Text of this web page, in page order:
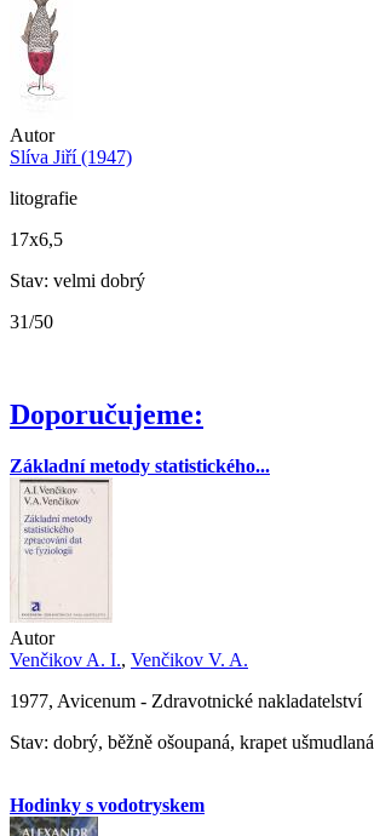
Autor
Slíva Jiří (1947)
litografie
17x6,5
Stav: velmi dobrý
31/50
Doporučujeme:
Základní metody statistického...
Autor
Venčikov A. I., Venčikov V. A.
1977, Avicenum - Zdravotnické nakladatelství
Stav: dobrý, běžně ošoupaná, krapet ušmudlaná
Hodinky s vodotryskem